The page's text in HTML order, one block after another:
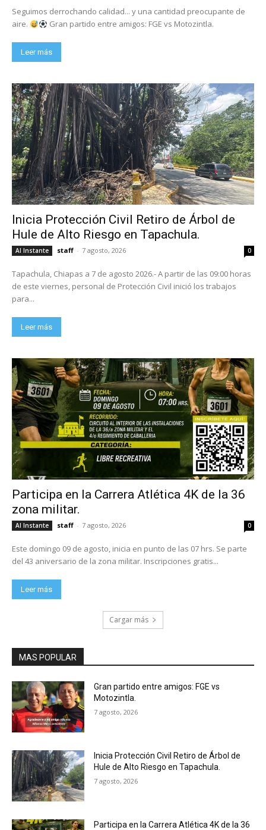
Seguimos derrochando calidad... y una cantidad preocupante de
aire.
Gran partido entre amigos: FGE vs Motozintla.
Leer más
Inicia Protección Civil Retiro de Árbol de
Hule de Alto Riesgo en Tapachula.
Al Instante staff - 7 agosto, 2026 0
Tapachula, Chiapas a 7 de agosto 2026.- A partir de las 09:00 horas
de este viernes, personal de Protección Civil inició los trabajos
para...
Leer más
Participa en la Carrera Atlética 4K de la 36
zona militar.
Al Instante staff - 7 agosto, 2026 0
Este domingo 09 de agosto, inicia en punto de las 07 hrs. Se parte
del 43 aniversario de la zona militar. Inscripciones gratis...
Leer más
Cargar más
MAS POPULAR
Gran partido entre amigos: FGE vs
Motozintla.
7 agosto, 2026
Inicia Protección Civil Retiro de Árbol de
Hule de Alto Riesgo en Tapachula.
7 agosto, 2026
Participa en la Carrera Atlética 4K de la 36